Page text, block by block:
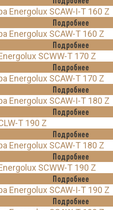
SCAW-I-T 160 Z
Подробнее
SCAW-T 160 Z
Подробнее
SCWW-T 170 Z
Подробнее
SCAW-T 170 Z
Подробнее
SCAW-I-T 180 Z
Подробнее
T 190 Z
Подробнее
SCAW-T 180 Z
Подробнее
SCWW-T 190 Z
Подробнее
SCAW-I-T 190 Z
Подробнее